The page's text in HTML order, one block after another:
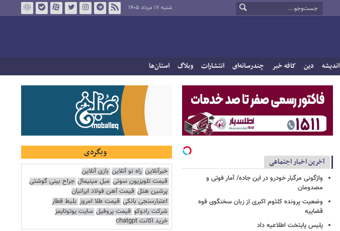
شنبه ۱۷ مرداد ۱۴۰۵
اندیشه دین کافه خبر چندرسانه‌ای انتشارات وبلاگ استان‌ها
آخرین اخبار اجتماعی
واژگونی مرگبار خودرو در این جاده/ آمار فوتی و
مصدومان
وضعیت پرونده کلثوم اکبری از زبان سخنگوی قوه
قضاییه
پلیس پایتخت اطلاعیه داد
وبگردی
خبرآنلاین راه نو آنلاین بازی آنلاین
قیمت تلویزیون سونی مبل مینیمال جراح بینی گوشتی
پرشین هتل قیمت آهن فولاد ایرانیان
اعتبارسنجی بانکی قیمت طلا امروز بلیط قطار
شرکت رادوکو قیمت پروفیل سایت یوتوتایمز
خرید اکانت chatgpt